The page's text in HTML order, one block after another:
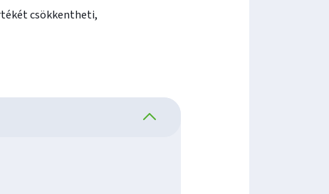
csökkentheti,